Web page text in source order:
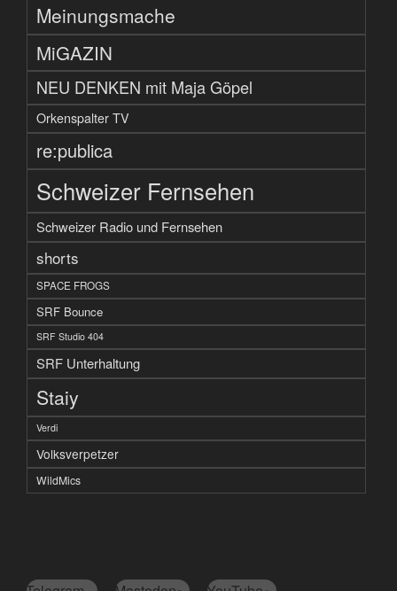
Meinungsmache
MiGAZIN
NEU DENKEN mit Maja Göpel
Orkenspalter TV
re:publica
Schweizer Fernsehen
Schweizer Radio und Fernsehen
shorts
SPACE FROGS
SRF Bounce
SRF Studio 404
SRF Unterhaltung
Staiy
Verdi
Volksverpetzer
WildMics